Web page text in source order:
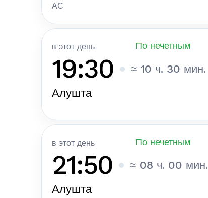
АС
в этот день По нечетным
19:30 ≈ 10 ч. 30 мин.
Алушта
в этот день По нечетным
21:50 ≈ 08 ч. 00 мин.
Алушта